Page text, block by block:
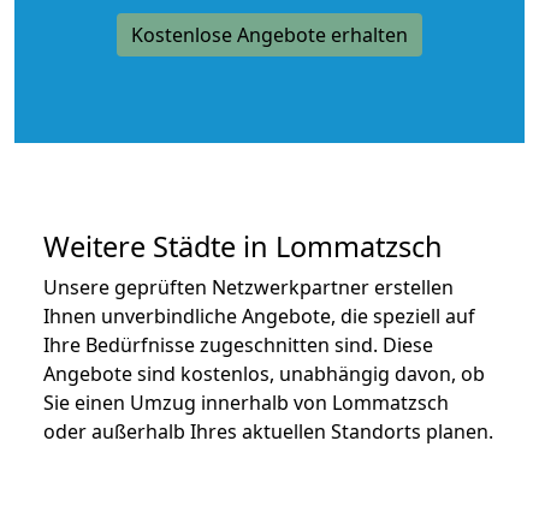
Kostenlose Angebote erhalten
Weitere Städte in Lommatzsch
Unsere geprüften Netzwerkpartner erstellen
Ihnen unverbindliche Angebote, die speziell auf
Ihre Bedürfnisse zugeschnitten sind. Diese
Angebote sind kostenlos, unabhängig davon, ob
Sie einen Umzug innerhalb von Lommatzsch
oder außerhalb Ihres aktuellen Standorts planen.